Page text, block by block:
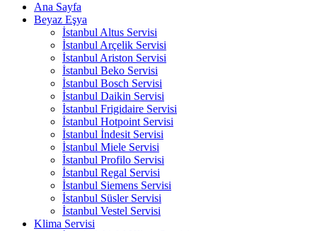
Ana Sayfa
Beyaz Eşya
İstanbul Altus Servisi
İstanbul Arçelik Servisi
İstanbul Ariston Servisi
İstanbul Beko Servisi
İstanbul Bosch Servisi
İstanbul Daikin Servisi
İstanbul Frigidaire Servisi
İstanbul Hotpoint Servisi
İstanbul İndesit Servisi
İstanbul Miele Servisi
İstanbul Profilo Servisi
İstanbul Regal Servisi
İstanbul Siemens Servisi
İstanbul Süsler Servisi
İstanbul Vestel Servisi
Klima Servisi